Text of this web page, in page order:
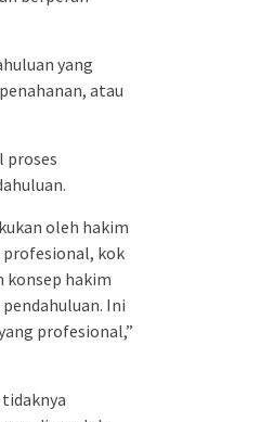
yang
atau
proses
oleh hakim
profesional, kok
konsep hakim
Ini
profesional,”